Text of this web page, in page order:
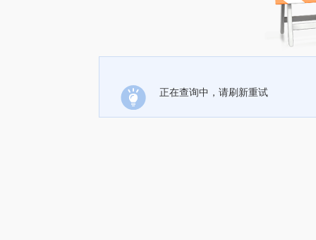
正在查询中，请刷新重试